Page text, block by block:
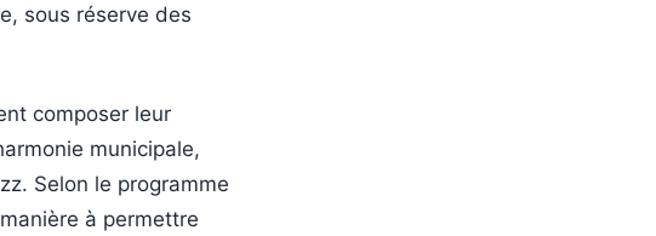
sous réserve des
composer leur
municipale,
Selon le programme
à permettre